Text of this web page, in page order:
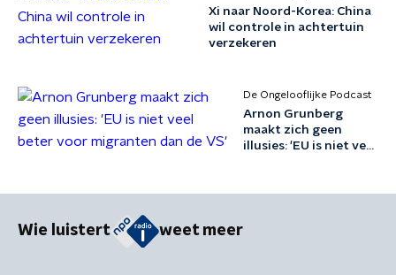
Xi naar Noord-Korea: China
wil controle in achtertuin
verzekeren
De Ongelooflijke Podcast
Arnon Grunberg
maakt zich geen
illusies: 'EU is niet veel
Wie luistert weet meer